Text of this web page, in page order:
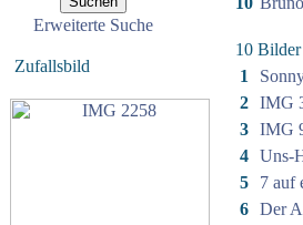
Erweiterte Suche
Zufallsbild
10
1
2 IMG
3 IMG
4 Uns-
5
7 auf
6 Der